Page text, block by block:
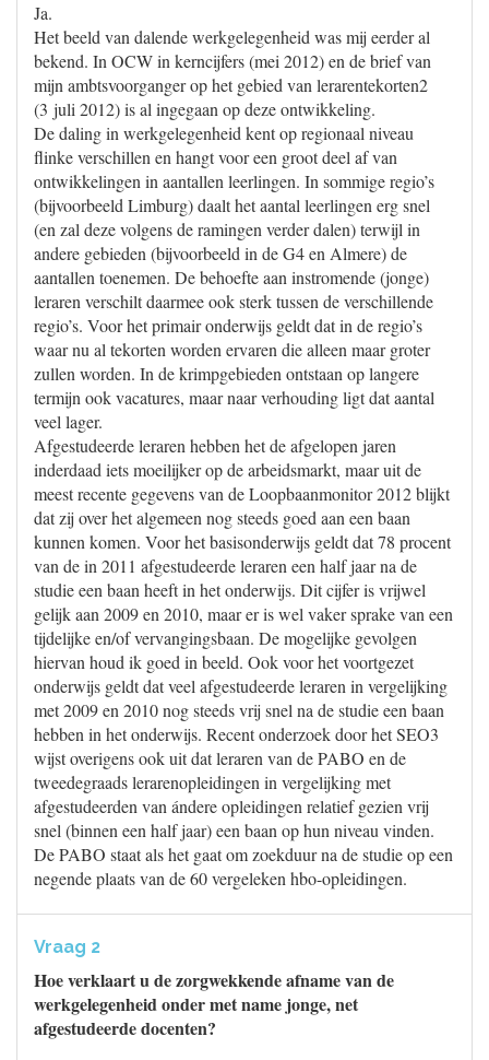
Ja.
Het beeld van dalende werkgelegenheid was mij eerder al
bekend. In OCW in kerncijfers (mei 2012) en de brief van
mijn ambtsvoorganger op het gebied van lerarentekorten2
(3 juli 2012) is al ingegaan op deze ontwikkeling.
De daling in werkgelegenheid kent op regionaal niveau
flinke verschillen en hangt voor een groot deel af van
ontwikkelingen in aantallen leerlingen. In sommige regio’s
(bijvoorbeeld Limburg) daalt het aantal leerlingen erg snel
(en zal deze volgens de ramingen verder dalen) terwijl in
andere gebieden (bijvoorbeeld in de G4 en Almere) de
aantallen toenemen. De behoefte aan instromende (jonge)
leraren verschilt daarmee ook sterk tussen de verschillende
regio’s. Voor het primair onderwijs geldt dat in de regio’s
waar nu al tekorten worden ervaren die alleen maar groter
zullen worden. In de krimpgebieden ontstaan op langere
termijn ook vacatures, maar naar verhouding ligt dat aantal
veel lager.
Afgestudeerde leraren hebben het de afgelopen jaren
inderdaad iets moeilijker op de arbeidsmarkt, maar uit de
meest recente gegevens van de Loopbaanmonitor 2012 blijkt
dat zij over het algemeen nog steeds goed aan een baan
kunnen komen. Voor het basisonderwijs geldt dat 78 procent
van de in 2011 afgestudeerde leraren een half jaar na de
studie een baan heeft in het onderwijs. Dit cijfer is vrijwel
gelijk aan 2009 en 2010, maar er is wel vaker sprake van een
tijdelijke en/of vervangingsbaan. De mogelijke gevolgen
hiervan houd ik goed in beeld. Ook voor het voortgezet
onderwijs geldt dat veel afgestudeerde leraren in vergelijking
met 2009 en 2010 nog steeds vrij snel na de studie een baan
hebben in het onderwijs. Recent onderzoek door het SEO3
wijst overigens ook uit dat leraren van de PABO en de
tweedegraads lerarenopleidingen in vergelijking met
afgestudeerden van ándere opleidingen relatief gezien vrij
snel (binnen een half jaar) een baan op hun niveau vinden.
De PABO staat als het gaat om zoekduur na de studie op een
negende plaats van de 60 vergeleken hbo-opleidingen.
Vraag 2
Hoe verklaart u de zorgwekkende afname van de
werkgelegenheid onder met name jonge, net
afgestudeerde docenten?